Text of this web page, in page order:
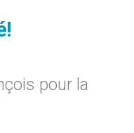
pour la